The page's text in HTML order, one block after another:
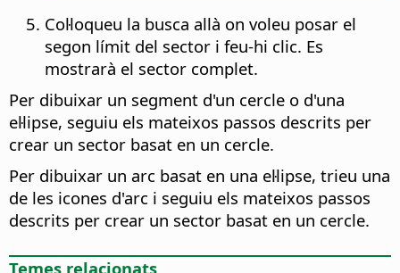
Col·loqueu la busca allà on voleu posar el
segon límit del sector i feu-hi clic. Es
mostrarà el sector complet.
Per dibuixar un segment d'un cercle o d'una
el·lipse, seguiu els mateixos passos descrits per
crear un sector basat en un cercle.
Per dibuixar un arc basat en una el·lipse, trieu una
de les icones d'arc i seguiu els mateixos passos
descrits per crear un sector basat en un cercle.
Temes relacionats